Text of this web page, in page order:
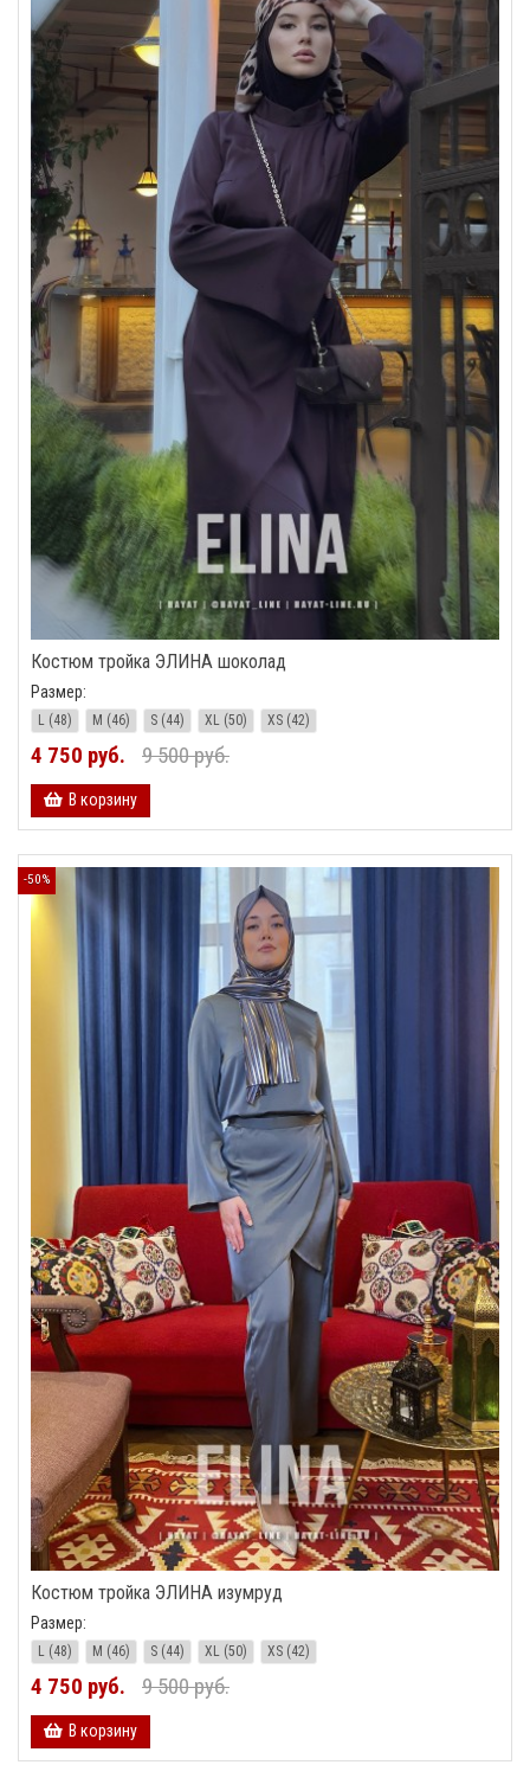
Костюм тройка ЭЛИНА шоколад
Размер:
L (48) M (46) S (44) XL (50) XS (42)
4 750 руб. 9 500 руб.
В корзину
-50%
Костюм тройка ЭЛИНА изумруд
Размер:
L (48) M (46) S (44) XL (50) XS (42)
4 750 руб. 9 500 руб.
В корзину